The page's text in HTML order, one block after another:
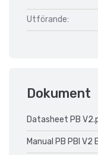
Utförande:
Dokument
Datasheet PB
Manual PB PBI V2